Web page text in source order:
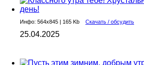
Инфо: 564х845 | 165 Kb Скачать / обсудить
25.04.2025